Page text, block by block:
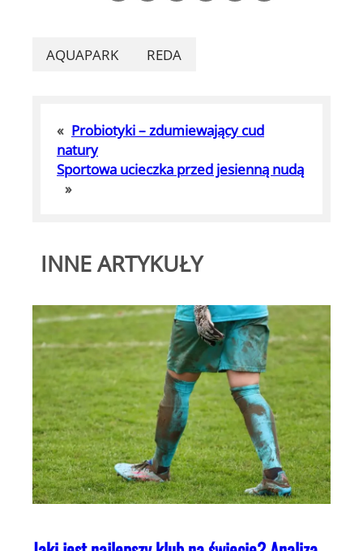
AQUAPARK REDA
« Probiotyki – zdumiewający cud
natury
Sportowa ucieczka przed jesienną nudą
»
INNE ARTYKUŁY